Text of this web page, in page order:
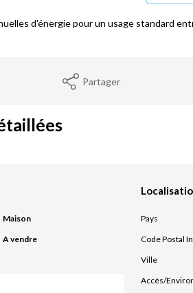
d'énergie pour un usage standard
Partager
Maison
A vendre
Pays
Code Postal
Ville
Accès/